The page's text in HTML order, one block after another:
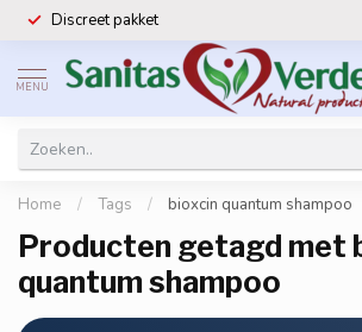
Discreet pakket
MENU
Home / Tags / bioxcin quantum shampoo
Producten getagd met
quantum shampoo